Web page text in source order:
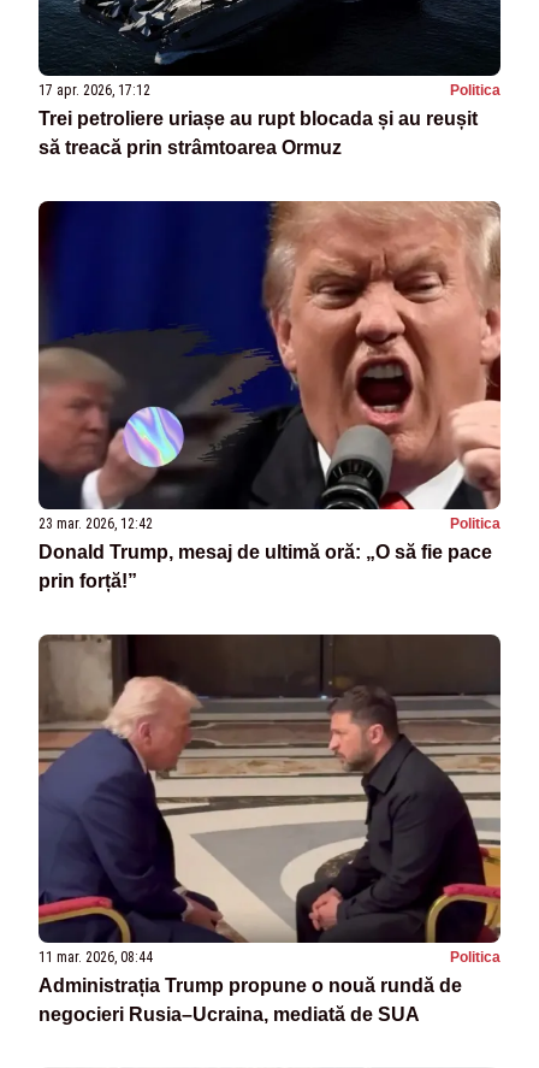
17 apr. 2026, 17:12 Politica
Trei petroliere uriașe au rupt blocada și au reușit
să treacă prin strâmtoarea Ormuz
23 mar. 2026, 12:42 Politica
Donald Trump, mesaj de ultimă oră: „O să fie pace
prin forță!”
11 mar. 2026, 08:44 Politica
Administrația Trump propune o nouă rundă de
negocieri Rusia–Ucraina, mediată de SUA